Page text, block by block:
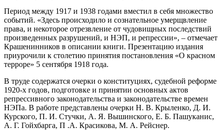
Период между 1917 и 1938 годами вместил в себя множество
событий. «Здесь происходило и сознательное умерщвление
права, и некоторое отрезвление от чудовищных последствий
произведенных разрушений, и НЭП, и репрессии», – отмечает
Крашенинников в описании книги. Презентацию издания
приурочили к столетию принятия постановления «О красном
терроре» 5 сентября 1918 года.
В труде содержатся очерки о конституциях, судебной реформе
1920-х годов, подготовке и принятии основных актов
репрессивного законодательства и законодательстве времен
НЭПа. В работе представлены очерки Н. В. Крыленко, Д. И.
Курского, П. И. Стучки, А. Я. Вышинского, Е. Б. Пашуканис,
А. Г. Гойхбарга, П .А. Красикова, М. А. Рейснер.